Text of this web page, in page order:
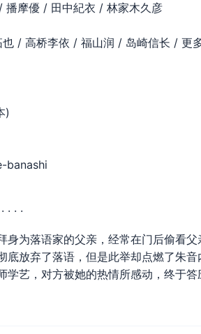
播摩優 / 田中紀衣 / 林家木久彦
/ 高桥李依 / 福山润 / 岛崎信长 / 更
)
banashi
· ·
为落语家的父亲，经常在门后偷看父
底放弃了落语，但是此举却点燃了朱
学艺，对方被她的热情所感动，终于